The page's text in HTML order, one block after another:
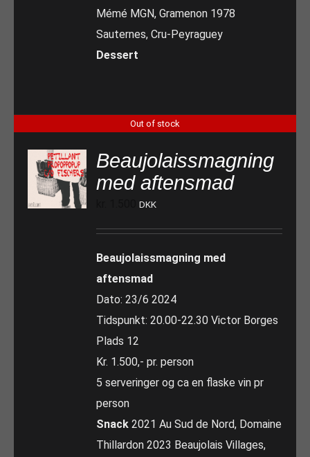
Mémé MGN, Gramenon 1978
Sauternes, Cru-Peyraguey
Dessert
Out of stock
Beaujolaissmagning
med aftensmad
DKK
Beaujolaissmagning med
aftensmad
Dato: 23/6 2024
Tidspunkt: 20.00-22.30 Victor Borges
Plads 12
Kr. 1.500,- pr. person
5 serveringer og ca en flaske vin pr
person
Snack 2021 Au Sud de Nord, Domaine
Thillardon 2023 Beaujolais Villages,